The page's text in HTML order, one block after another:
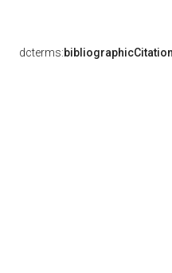
dcterms:bibliographicCitation